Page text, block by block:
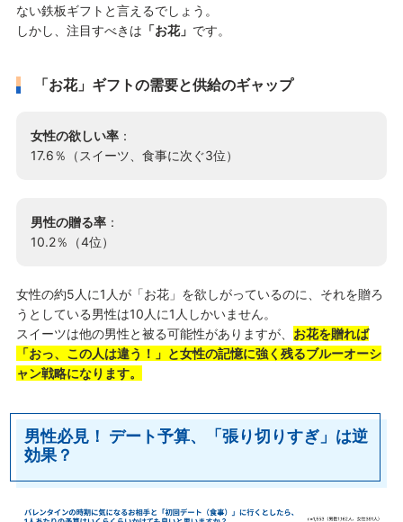
ない鉄板ギフトと言えるでしょう。
しかし、注目すべきは 「お花」 です。
「お花」ギフトの需要と供給のギャップ
女性の欲しい率：
17.6％（スイーツ、食事に次ぐ3位）
男性の贈る率：
10.2％（4位）
女性の約5人に1人が「お花」を欲しがっているのに、それを贈ろ
うとしている男性は10人に1人しかいません。
スイーツは他の男性と被る可能性がありますが、 お花を贈れば
「おっ、この人は違う！」と女性の記憶に強く残るブルーオーシ
ャン戦略になります。
男性必見！ デート予算、「張り切りすぎ」は逆
効果？